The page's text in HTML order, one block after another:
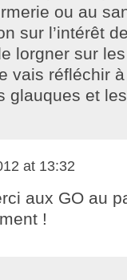
ou au
sur l’intérêt
lorgner sur
vais réfléchir
glauques et
at 13:32
aux GO au
!